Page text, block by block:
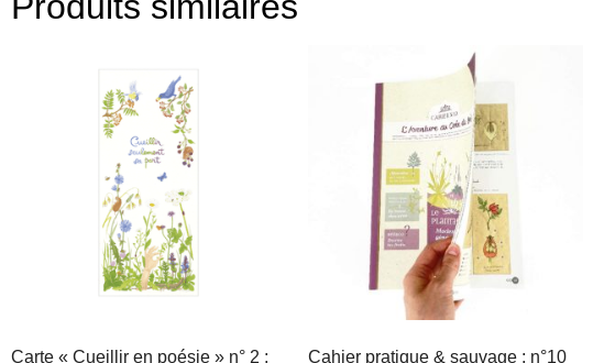
Carte « Cueillir en poésie » n° 2 : Cahier pratique & sauvage : n°10